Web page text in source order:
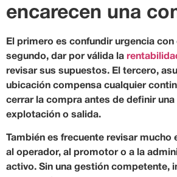
encarecen una
El primero es confundir urgencia con
segundo, dar por válida la
revisar sus supuestos. El tercero,
ubicación compensa cualquier
cerrar la compra antes de definir
explotación o salida.
También es frecuente revisar mucho
al operador, al promotor o a la
activo. Sin una gestión competente,